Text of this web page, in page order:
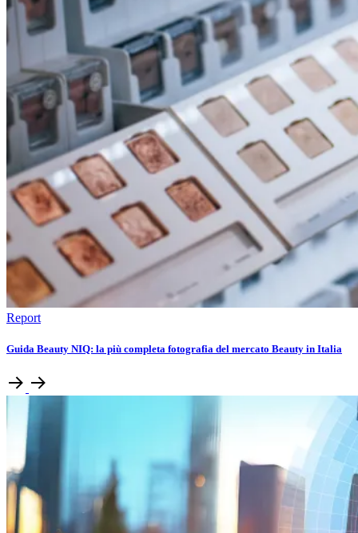
Report
Guida Beauty NIQ: la più completa fotografia del mercato Beauty in Italia